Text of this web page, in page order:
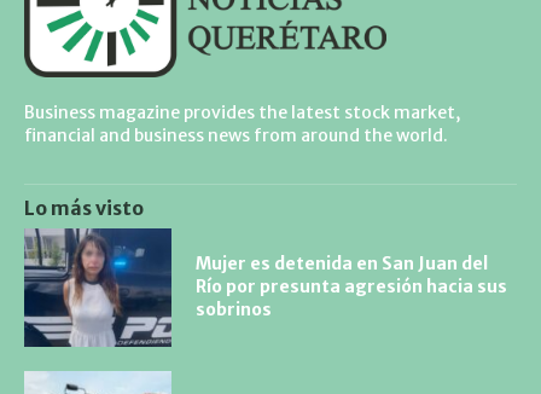
Business magazine provides the latest stock market,
financial and business news from around the world.
Lo más visto
Mujer es detenida en San Juan del
Río por presunta agresión hacia sus
sobrinos